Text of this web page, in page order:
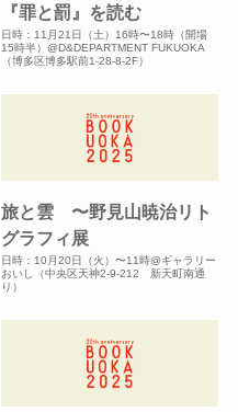
『罪と罰』を読む
日時：11月21日（土）16時〜18時（開場
15時半）@D&DEPARTMENT FUKUOKA
（博多区博多駅前1-28-8-2F）
旅と雲 〜野見山暁治リト
グラフィ展
日時：10月20日（火）〜11時@ギャラリー
おいし（中央区天神2-9-212 新天町南通
り）